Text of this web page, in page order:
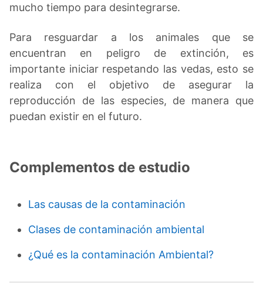
mucho tiempo para desintegrarse.
Para resguardar a los animales que se
encuentran en peligro de extinción, es
importante iniciar respetando las vedas, esto se
realiza con el objetivo de asegurar la
reproducción de las especies, de manera que
puedan existir en el futuro.
Complementos de estudio
Las causas de la contaminación
Clases de contaminación ambiental
¿Qué es la contaminación Ambiental?